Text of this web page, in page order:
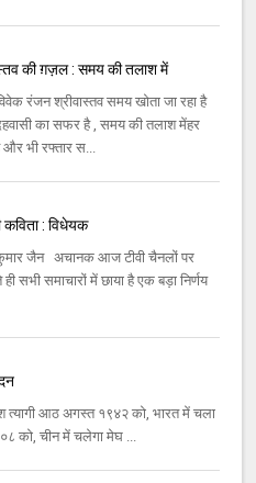
की ग़ज़ल : समय की तलाश में
रंजन श्रीवास्तव समय खोता जा रहा है
का सफर है , समय की तलाश मेंहर
भी रफ्तार स...
: विधेयक
जैन अचानक आज टीवी चैनलों पर
सभी समाचारों में छाया है एक बड़ा निर्णय
त्यागी आठ अगस्त १९४२ को, भारत में चला
को, चीन में चलेगा मेघ ...